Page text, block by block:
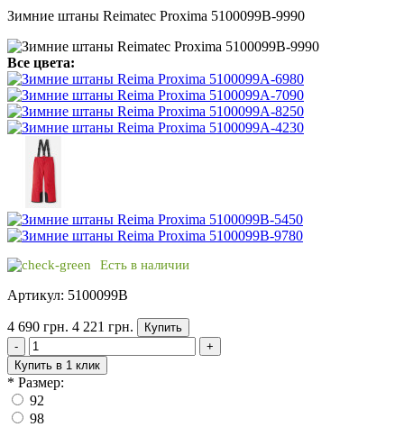
Зимние штаны Reimatec Proxima 5100099B-9990
Все цвета:
Есть в наличии
Артикул: 5100099B
4 690 грн. 4 221 грн.
Купить
-
+
Купить в 1 клик
* Размер:
92
98